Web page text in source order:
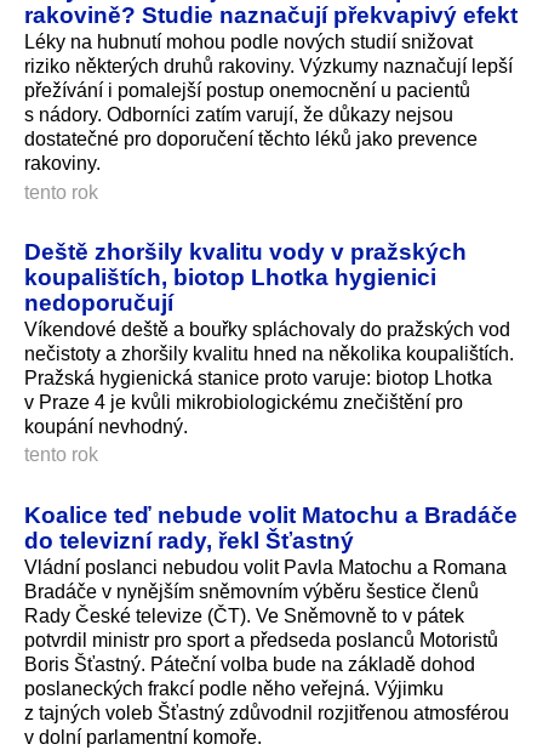
rakovině? Studie naznačují překvapivý efekt
Léky na hubnutí mohou podle nových studií snižovat
riziko některých druhů rakoviny. Výzkumy naznačují lepší
přežívání i pomalejší postup onemocnění u pacientů
s nádory. Odborníci zatím varují, že důkazy nejsou
dostatečné pro doporučení těchto léků jako prevence
rakoviny.
tento rok
Deště zhoršily kvalitu vody v pražských
koupalištích, biotop Lhotka hygienici
nedoporučují
Víkendové deště a bouřky spláchovaly do pražských vod
nečistoty a zhoršily kvalitu hned na několika koupalištích.
Pražská hygienická stanice proto varuje: biotop Lhotka
v Praze 4 je kvůli mikrobiologickému znečištění pro
koupání nevhodný.
tento rok
Koalice teď nebude volit Matochu a Bradáče
do televizní rady, řekl Šťastný
Vládní poslanci nebudou volit Pavla Matochu a Romana
Bradáče v nynějším sněmovním výběru šestice členů
Rady České televize (ČT). Ve Sněmovně to v pátek
potvrdil ministr pro sport a předseda poslanců Motoristů
Boris Šťastný. Páteční volba bude na základě dohod
poslaneckých frakcí podle něho veřejná. Výjimku
z tajných voleb Šťastný zdůvodnil rozjitřenou atmosférou
v dolní parlamentní komoře.